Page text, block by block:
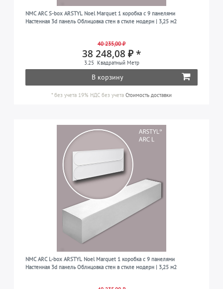
NMC ARC S-box ARSTYL Noel Marquet 1 коробка с 9 панелями
Настенная 3d панель Облицовка стен в стиле модерн | 3,25 м2
40 235,00 ₽
38 248,08 ₽ *
3.25 Квадратный Метр
В корзину
*без учета 19% НДС без учета Стоимость доставки
NMC ARC L-box ARSTYL Noel Marquet 1 коробка с 9 панелями
Настенная 3d панель Облицовка стен в стиле модерн | 3,25 м2